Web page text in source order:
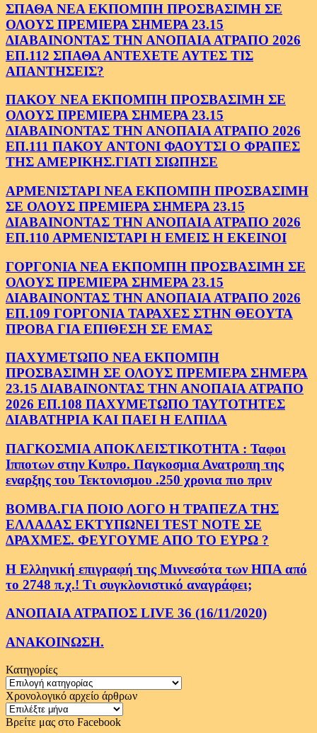
ΣΠΑΘΑ ΝΕΑ ΕΚΠΟΜΠΗ ΠΡΟΣΒΑΣΙΜΗ ΣΕ
ΟΛΟΥΣ ΠΡΕΜΙΕΡΑ ΣΗΜΕΡΑ 23.15
ΔΙΑΒΑΙΝΟΝΤΑΣ ΤΗΝ ΑΝΟΠΑΙΑ ΑΤΡΑΠΟ 2026
ΕΠ.112 ΣΠΑΘΑ ΑΝΤΕΧΕΤΕ ΑΥΤΕΣ ΤΙΣ
ΑΠΑΝΤΗΣΕΙΣ?
ΠΑΚΟΥ ΝΕΑ ΕΚΠΟΜΠΗ ΠΡΟΣΒΑΣΙΜΗ ΣΕ
ΟΛΟΥΣ ΠΡΕΜΙΕΡΑ ΣΗΜΕΡΑ 23.15
ΔΙΑΒΑΙΝΟΝΤΑΣ ΤΗΝ ΑΝΟΠΑΙΑ ΑΤΡΑΠΟ 2026
ΕΠ.111 ΠΑΚΟΥ ΑΝΤΟΝΙ ΦΑΟΥΤΣΙ Ο ΦΡΑΠΕΣ
ΤΗΣ ΑΜΕΡΙΚΗΣ.ΓΙΑΤΙ ΣΙΩΠΗΣΕ
ΑΡΜΕΝΙΣΤΑΡΙ ΝΕΑ ΕΚΠΟΜΠΗ ΠΡΟΣΒΑΣΙΜΗ
ΣΕ ΟΛΟΥΣ ΠΡΕΜΙΕΡΑ ΣΗΜΕΡΑ 23.15
ΔΙΑΒΑΙΝΟΝΤΑΣ ΤΗΝ ΑΝΟΠΑΙΑ ΑΤΡΑΠΟ 2026
ΕΠ.110 ΑΡΜΕΝΙΣΤΑΡΙ Η ΕΜΕΙΣ Η ΕΚΕΙΝΟΙ
ΓΟΡΓΟΝΙΑ ΝΕΑ ΕΚΠΟΜΠΗ ΠΡΟΣΒΑΣΙΜΗ ΣΕ
ΟΛΟΥΣ ΠΡΕΜΙΕΡΑ ΣΗΜΕΡΑ 23.15
ΔΙΑΒΑΙΝΟΝΤΑΣ ΤΗΝ ΑΝΟΠΑΙΑ ΑΤΡΑΠΟ 2026
ΕΠ.109 ΓΟΡΓΟΝΙΑ ΤΑΡΑΧΕΣ ΣΤΗΝ ΘΕΟΥΤΑ
ΠΡΟΒΑ ΓΙΑ ΕΠΙΘΕΣΗ ΣΕ ΕΜΑΣ
ΠΑΧΥΜΕΤΩΠΟ ΝΕΑ ΕΚΠΟΜΠΗ
ΠΡΟΣΒΑΣΙΜΗ ΣΕ ΟΛΟΥΣ ΠΡΕΜΙΕΡΑ ΣΗΜΕΡΑ
23.15 ΔΙΑΒΑΙΝΟΝΤΑΣ ΤΗΝ ΑΝΟΠΑΙΑ ΑΤΡΑΠΟ
2026 ΕΠ.108 ΠΑΧΥΜΕΤΩΠΟ ΤΑΥΤΟΤΗΤΕΣ
ΔΙΑΒΑΤΗΡΙΑ ΚΑΙ ΠΑΕΙ Η ΕΛΠΙΔΑ
ΠΑΓΚΟΣΜΙΑ ΑΠΟΚΛΕΙΣΤΙΚΟΤΗΤΑ : Ταφοι
Ιπποτων στην Κυπρο. Παγκοσμια Ανατροπη της
εναρξης του Τεκτονισμου .250 χρονια πιο πριν
ΒΟΜΒΑ.ΓΙΑ ΠΟΙΟ ΛΟΓΟ Η ΤΡΑΠΕΖΑ ΤΗΣ
ΕΛΛΑΔΑΣ ΕΚΤΥΠΩΝΕΙ TEST NOTE ΣΕ
ΔΡΑΧΜΕΣ. ΦΕΥΓΟΥΜΕ ΑΠΟ ΤΟ ΕΥΡΩ ?
Η Ελληνική επιγραφή της Μιννεσότα των ΗΠΑ από
το 2748 π.χ.! Τι συγκλονιστικό αναγράφει;
ΑΝΟΠΑΙΑ ΑΤΡΑΠΟΣ LIVE 36 (16/11/2020)
ΑΝΑΚΟΙΝΩΣΗ.
Κατηγορίες
Κατηγορίες
Χρονολογικό αρχείο άρθρων
Χρονολογικό
αρχείο
Βρείτε μας στο Facebook